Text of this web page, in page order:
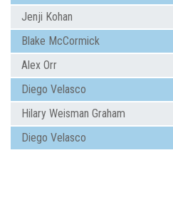
Jenji Kohan
Blake McCormick
Alex Orr
Diego Velasco
Hilary Weisman Graham
Diego Velasco